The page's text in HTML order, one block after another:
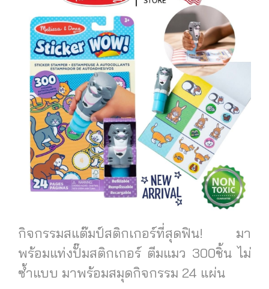
กิจกรรมสแต๊มป์สติกเกอร์ที่สุดฟิน! มา
พร้อมแท่งปั๊มสติกเกอร์ ตีมแมว 300ชิ้น ไม่
ซ้ำแบบ มาพร้อมสมุดกิจกรรม 24 แผ่น